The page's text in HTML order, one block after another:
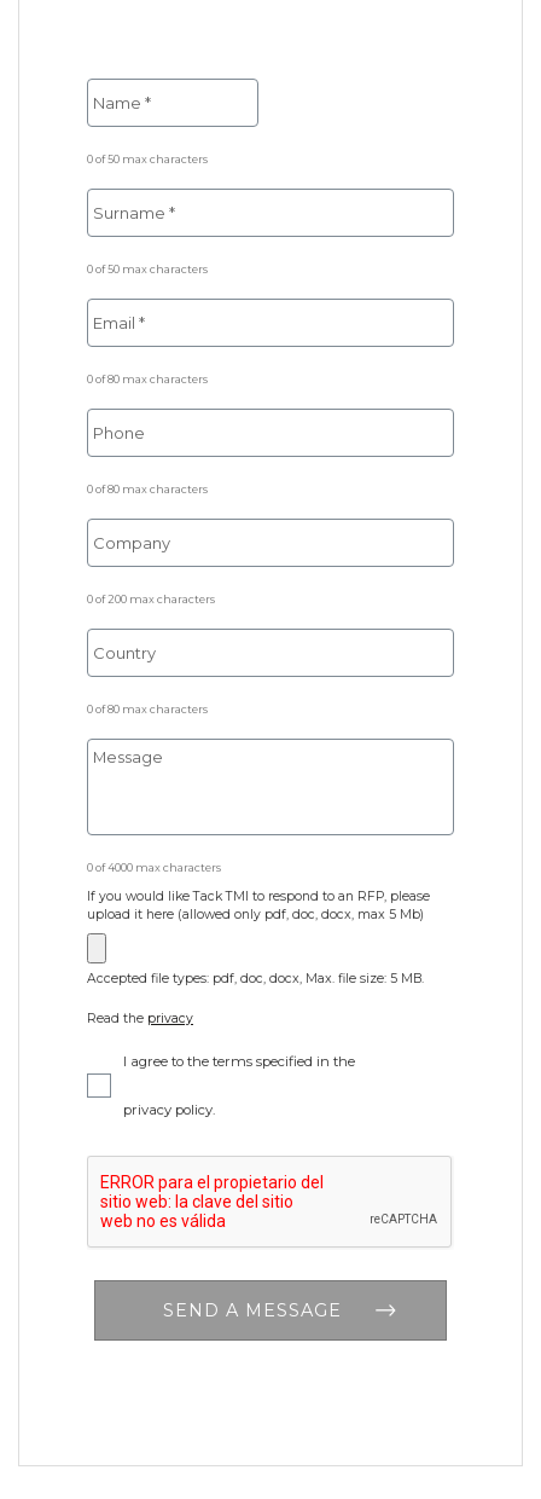
0 of 50 max characters
0 of 50 max characters
0 of 80 max characters
0 of 80 max characters
0 of 200 max characters
0 of 80 max characters
0 of 4000 max characters
If you would like Tack TMI to respond to an RFP, please
upload it here (allowed only pdf, doc, docx, max 5 Mb)
Accepted file types: pdf, doc, docx, Max. file size: 5 MB.
Read the privacy
I agree to the terms specified in the
privacy policy.